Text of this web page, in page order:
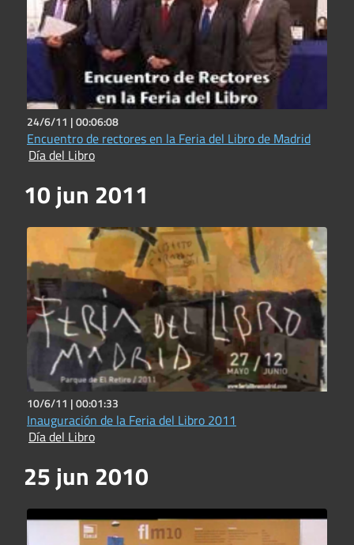
24/6/11 |00:06:08
Encuentro de rectores en la Feria del Libro de Madrid
Día del Libro
10 jun 2011
10/6/11 |00:01:33
Inauguración de la Feria del Libro 2011
Día del Libro
25 jun 2010